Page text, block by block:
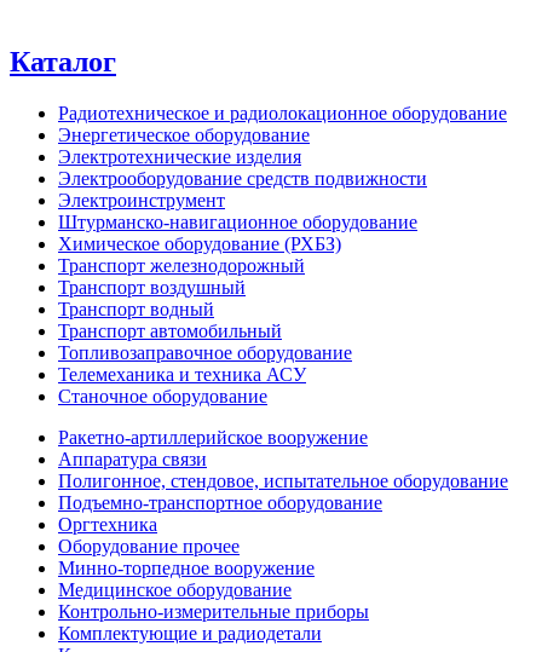
Каталог
Радиотехническое и радиолокационное оборудование
Энергетическое оборудование
Электротехнические изделия
Электрооборудование средств подвижности
Электроинструмент
Штурманско-навигационное оборудование
Химическое оборудование (РХБЗ)
Транспорт железнодорожный
Транспорт воздушный
Транспорт водный
Транспорт автомобильный
Топливозаправочное оборудование
Телемеханика и техника АСУ
Станочное оборудование
Ракетно-артиллерийское вооружение
Аппаратура связи
Полигонное, стендовое, испытательное оборудование
Подъемно-транспортное оборудование
Оргтехника
Оборудование прочее
Минно-торпедное вооружение
Медицинское оборудование
Контрольно-измерительные приборы
Комплектующие и радиодетали